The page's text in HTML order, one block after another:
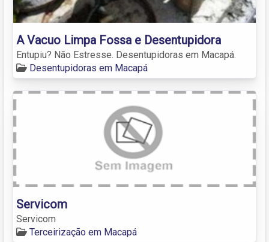
A Vacuo Limpa Fossa e Desentupidora
Entupiu? Não Estresse. Desentupidoras em Macapá.
Desentupidoras em Macapá
Servicom
Servicom
Terceirização em Macapá